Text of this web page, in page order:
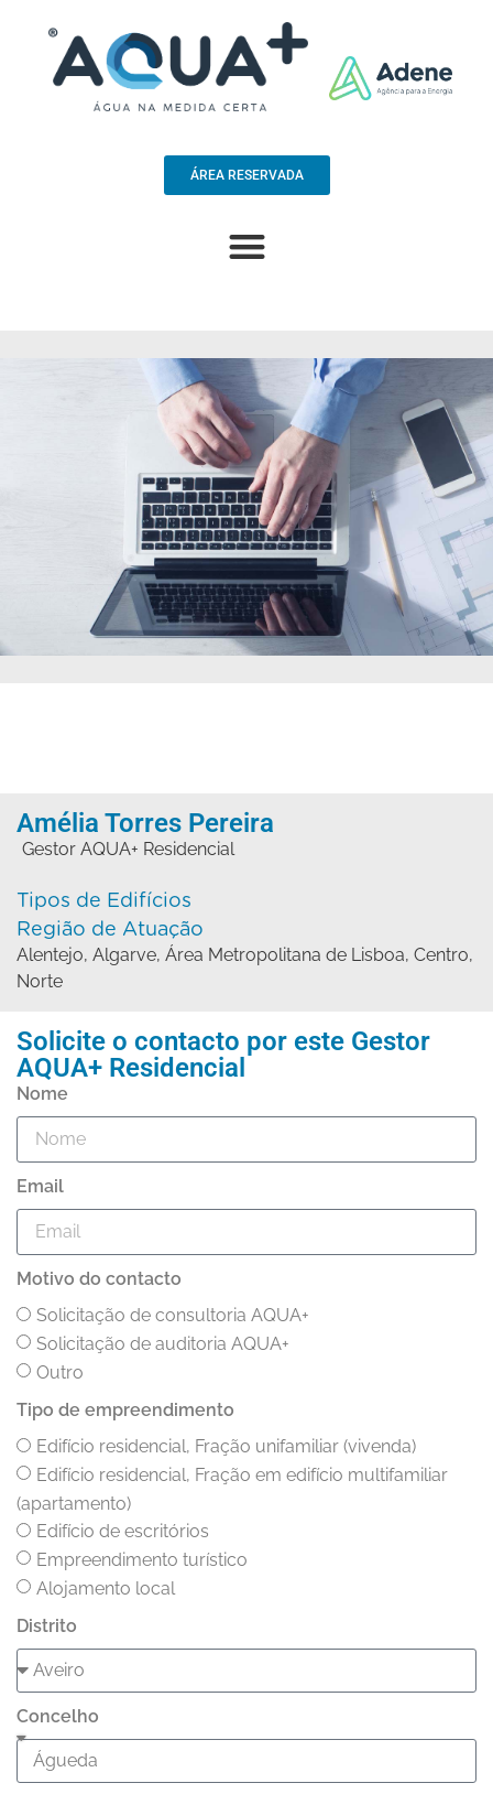
ÁREA RESERVADA
Amélia Torres Pereira
Gestor AQUA+ Residencial
Tipos de Edifícios
Região de Atuação
Alentejo, Algarve, Área Metropolitana de Lisboa, Centro,
Norte
Solicite o contacto por este Gestor
AQUA+ Residencial
Nome
Email
Motivo do contacto
Solicitação de consultoria AQUA+
Solicitação de auditoria AQUA+
Outro
Tipo de empreendimento
Edifício residencial, Fração unifamiliar (vivenda)
Edifício residencial, Fração em edifício multifamiliar
(apartamento)
Edifício de escritórios
Empreendimento turístico
Alojamento local
Distrito
Concelho